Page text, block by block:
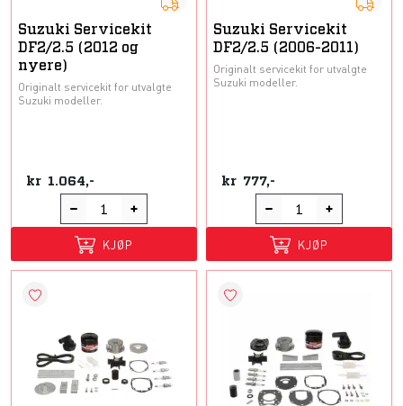
Suzuki Servicekit
DF2/2.5 (2012 og
nyere)
Originalt servicekit for utvalgte
Suzuki modeller.
kr 1.064,-
KJØP
Suzuki Servicekit
DF2/2.5 (2006-2011)
Originalt servicekit for utvalgte
Suzuki modeller.
kr 777,-
KJØP